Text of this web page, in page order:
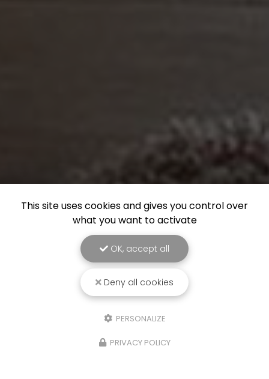
This site uses cookies and gives you control over
what you want to activate
OK, accept all
Deny all cookies
PERSONALIZE
PRIVACY POLICY